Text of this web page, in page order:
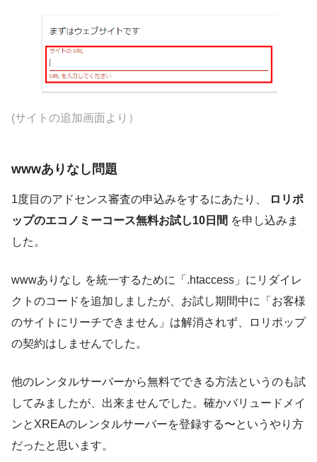
(サイトの追加画面より）
wwwありなし問題
1度目のアドセンス審査の申込みをするにあたり、
ロリポ
ップのエコノミーコース無料お試し10日間 を申し込みま
した。
wwwありなし を統一するために「.htaccess」にリダイレ
クトのコードを追加しましたが、お試し期間中に「お客様
のサイトにリーチできません」は解消されず、ロリポップ
の契約はしませんでした。
他のレンタルサーバーから無料でできる方法というのも試
してみましたが、出来ませんでした。確かバリュードメイ
ンとXREAのレンタルサーバーを登録する〜というやり方
だったと思います。